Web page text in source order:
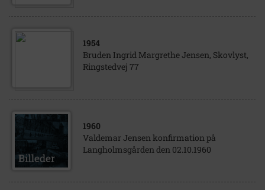
1954
Bruden Ingrid Margrethe Jensen, Skovlyst,
Ringstedvej 77
1960
Valdemar Jensen konfirmation på
Langholmsgården den 02.10.1960